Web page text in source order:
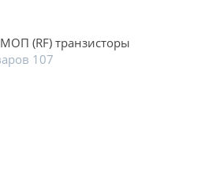
(RF) транзисторы
107